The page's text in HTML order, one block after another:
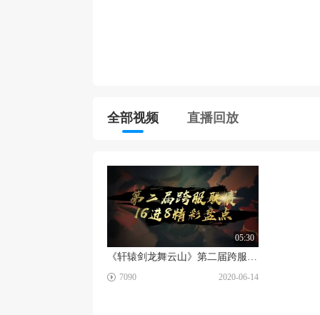
全部视频 直播回放
☑
05:30
《轩辕剑龙舞云山》第二届跨服联赛16进8精彩盘点
7090 2020-06-14